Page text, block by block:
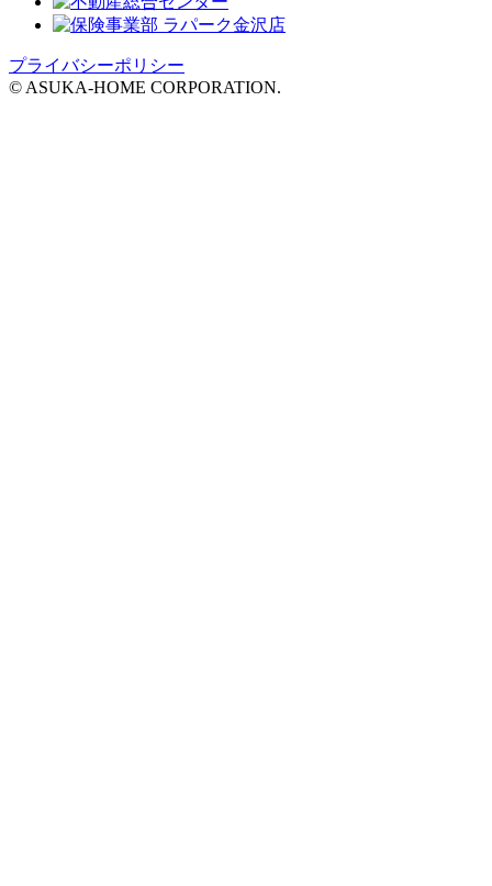
プライバシーポリシー
© ASUKA-HOME CORPORATION.